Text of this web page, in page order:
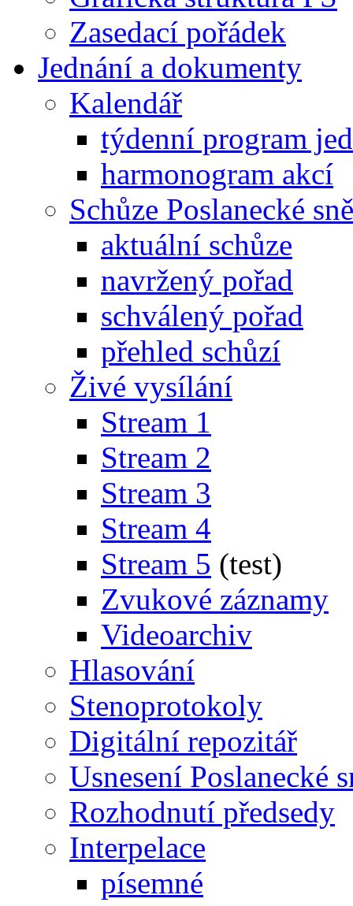
Zasedací pořádek
Jednání a dokumenty
Kalendář
týdenní program
harmonogram akcí
Schůze Poslanecké
aktuální schůze
navržený pořad
schválený pořad
přehled schůzí
Živé vysílání
Stream 1
Stream 2
Stream 3
Stream 4
Stream 5 (test)
Zvukové záznamy
Videoarchiv
Hlasování
Stenoprotokoly
Digitální repozitář
Usnesení Poslanecké
Rozhodnutí předsedy
Interpelace
písemné